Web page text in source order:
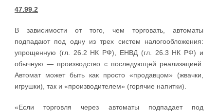
47.99.2
В зависимости от того, чем торговать, автоматы
подпадают под одну из трех систем налогообложения:
упрощенную (гл. 26.2 НК РФ), ЕНВД (гл. 26.3 НК РФ) и
обычную — производство с последующей реализацией.
Автомат может быть как просто «продавцом» (жвачки,
игрушки), так и «производителем» (горячие напитки).
«Если торговля через автоматы подпадает под